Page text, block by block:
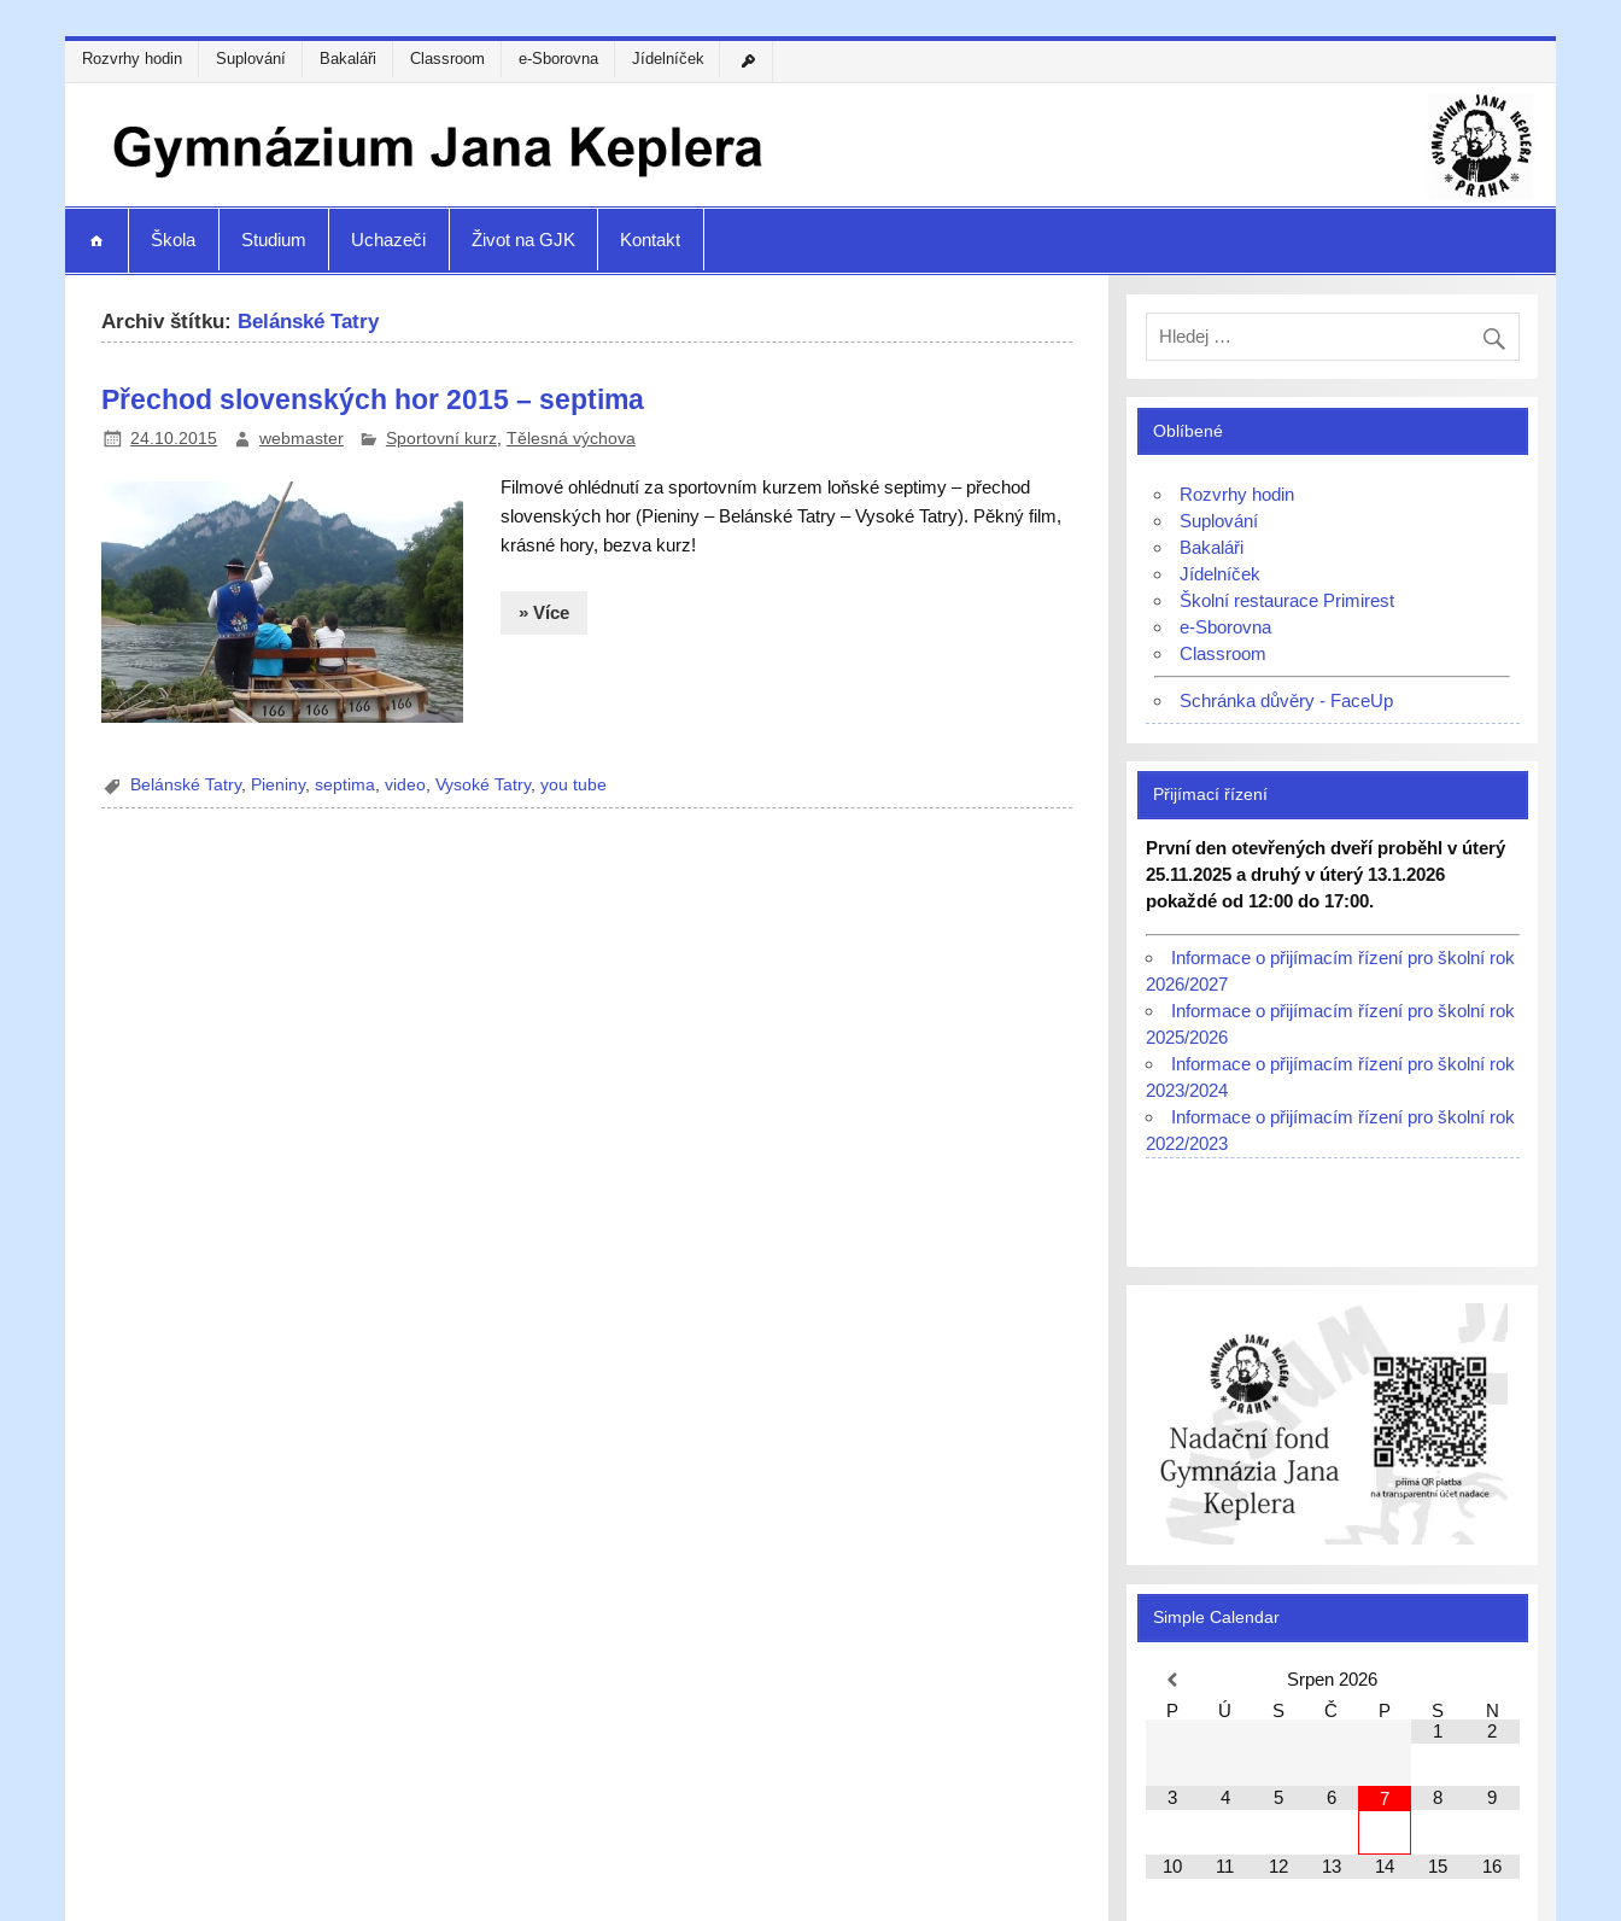
Rozvrhy hodin Suplování Bakaláři Classroom e-Sborovna Jídelníček
Škola Studium Uchazeči Život na GJK Kontakt
Archiv štítku: Belánské Tatry
Přechod slovenských hor 2015 – septima
24.10.2015 webmaster Sportovní kurz, Tělesná výchova
Filmové ohlédnutí za sportovním kurzem loňské septimy – přechod
slovenských hor (Pieniny – Belánské Tatry – Vysoké Tatry). Pěkný film,
krásné hory, bezva kurz!
» Více
Belánské Tatry, Pieniny,septima,video,Vysoké Tatry,you tube
Oblíbené
Rozvrhy hodin
Suplování
Bakaláři
Jídelníček
Školní restaurace Primirest
e-Sborovna
Classroom
Schránka důvěry - FaceUp
Přijímací řízení
První den otevřených dveří proběhl v úterý
25.11.2025 a druhý v úterý 13.1.2026
pokaždé od 12:00 do 17:00.
Informace o přijímacím řízení pro školní rok
2026/2027
Informace o přijímacím řízení pro školní rok
2025/2026
Informace o přijímacím řízení pro školní rok
2023/2024
Informace o přijímacím řízení pro školní rok
2022/2023
Simple Calendar
Srpen 2026
P
Ú S Č P S
N
1
2
3 4 5 6 7 8 9
10 11 12 13 14 15 16